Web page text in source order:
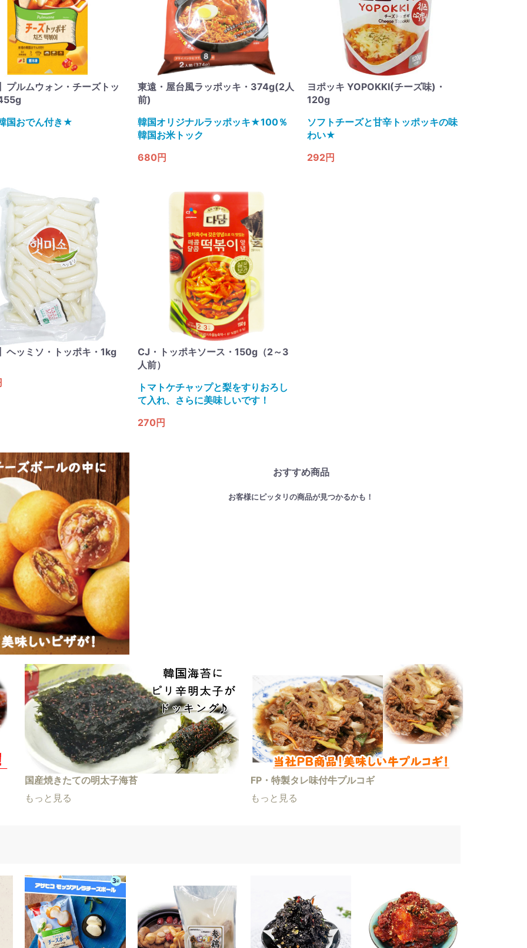
プルムウォン・チーズトッ
国おでん付き​★
東遠・屋台風ラッポッキ・374g(2人
前)
韓国オリジナルラッポッキ★100％
韓国お米トック
680円
ヨポッキ YOPOKKI(チーズ味)・
120g
ソフトチーズと甘辛トッポッキの味
わい★
292円
ヘッミソ・トッポキ・1kg
CJ・トッポキソース・150g（2～3
人前）
トマトケチャップと梨をすりおろし
て入れ、さらに美味しいです！
270円
おすすめ商品
お客様にピッタリの商品が見つかるかも！
国産焼きたての明太子海苔
もっと見る
FP・特製タレ味付牛プルコギ
もっと見る